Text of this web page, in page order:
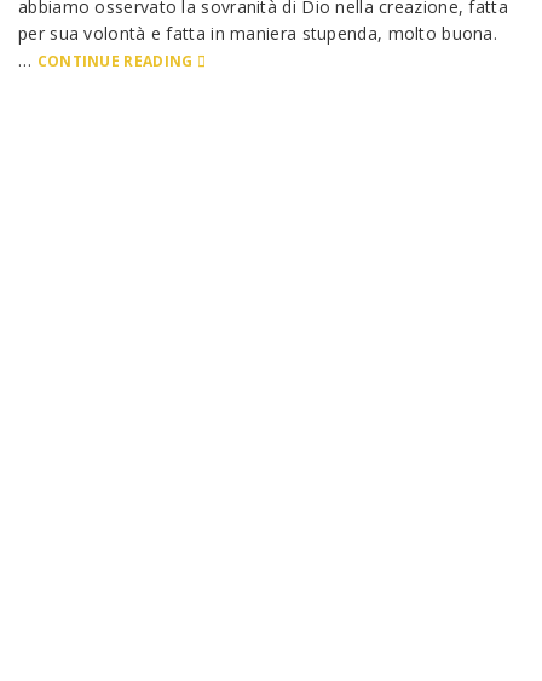
abbiamo osservato la sovranità di Dio nella creazione, fatta
per sua volontà e fatta in maniera stupenda, molto buona.
… CONTINUE READING